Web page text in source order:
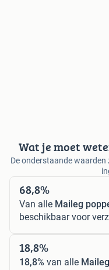
Wat je moet
De onderstaande waarden
68,8%
Van alle Maileg
beschikbaar voor
18,8%
18,8% van alle